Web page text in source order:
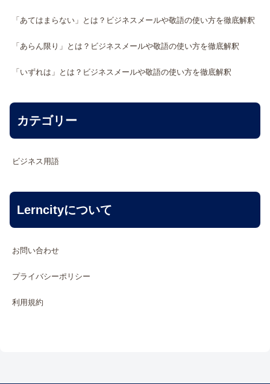
「あてはまらない」とは？ビジネスメールや敬語の使い方を徹底解釈
「あらん限り」とは？ビジネスメールや敬語の使い方を徹底解釈
「いずれは」とは？ビジネスメールや敬語の使い方を徹底解釈
カテゴリー
ビジネス用語
Lerncityについて
お問い合わせ
プライバシーポリシー
利用規約